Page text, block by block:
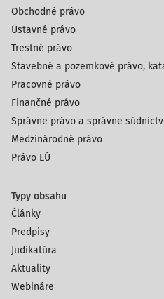
Obchodné právo
Ústavné právo
Trestné právo
Stavebné a pozemkové právo,
Pracovné právo
Finančné právo
Správne právo a správne
Medzinárodné právo
Právo EÚ
Typy obsahu
Články
Predpisy
Judikatúra
Aktuality
Webináre